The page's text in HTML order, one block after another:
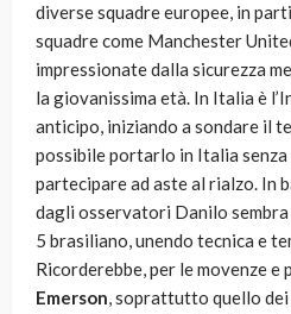
diverse squadre europee, in
squadre come Manchester
impressionate dalla sicurezza
la giovanissima età. In Italia è
anticipo, iniziando a sondare il
possibile portarlo in Italia
partecipare ad aste al rialzo. In
dagli osservatori Danilo sembra
5 brasiliano, unendo tecnica e
Ricorderebbe, per le movenze
Emerson, soprattutto quello dei